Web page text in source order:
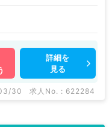
詳細を
見る
30 求人No. : 622284